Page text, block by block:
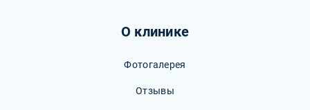
О клинике
Фотогалерея
Отзывы